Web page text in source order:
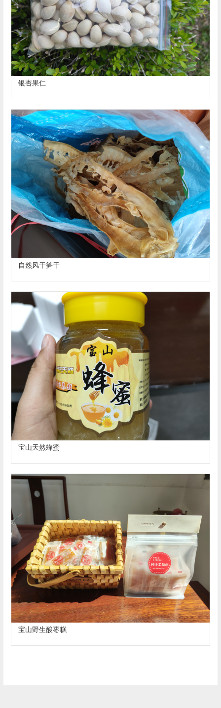
银杏果仁
自然风干笋干
宝山天然蜂蜜
宝山野生酸枣糕